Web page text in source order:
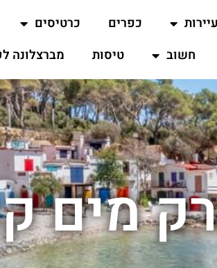
עיירות כפרים כרטיסים
חשוב טיסות מברצלונה
מים